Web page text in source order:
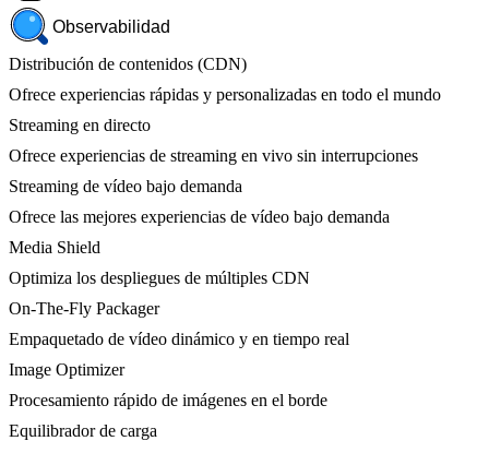
Observabilidad
Distribución de contenidos (CDN)
Ofrece experiencias rápidas y personalizadas en todo el mundo
Streaming en directo
Ofrece experiencias de streaming en vivo sin interrupciones
Streaming de vídeo bajo demanda
Ofrece las mejores experiencias de vídeo bajo demanda
Media Shield
Optimiza los despliegues de múltiples CDN
On-The-Fly Packager
Empaquetado de vídeo dinámico y en tiempo real
Image Optimizer
Procesamiento rápido de imágenes en el borde
Equilibrador de carga